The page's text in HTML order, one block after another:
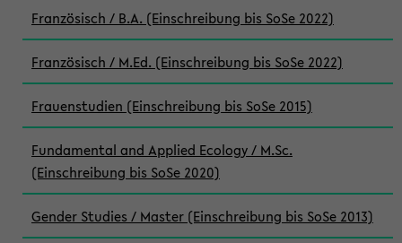
Französisch / B.A. (Einschreibung bis SoSe 2022)
Französisch / M.Ed. (Einschreibung bis SoSe 2022)
Frauenstudien (Einschreibung bis SoSe 2015)
Fundamental and Applied Ecology / M.Sc.
(Einschreibung bis SoSe 2020)
Gender Studies / Master (Einschreibung bis SoSe 2013)